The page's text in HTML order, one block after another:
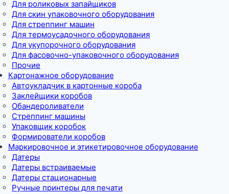
Для роликовых запайщиков
Для скин упаковочного оборудования
Для стреппинг машин
Для термоусадочного оборудования
Для укупорочного оборудования
Для фасовочно-упаковочного оборудования
Прочие
Картонажное оборудование
Автоукладчик в картонные короба
Заклейщики коробов
Обандероливатели
Стреппинг машины
Упаковщик коробок
Формирователи коробов
Маркировочное и этикетировочное оборудование
Датеры
Датеры встраиваемые
Датеры стационарные
Ручные принтеры для печати